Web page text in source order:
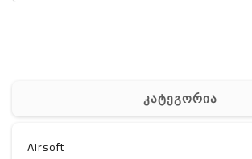
კატეგორია
Airsoft